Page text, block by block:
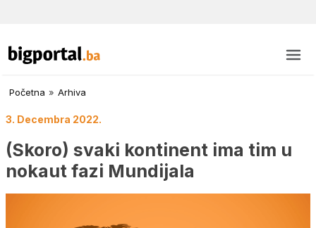
Početna » Arhiva
3. Decembra 2022.
(Skoro) svaki kontinent ima tim u
nokaut fazi Mundijala